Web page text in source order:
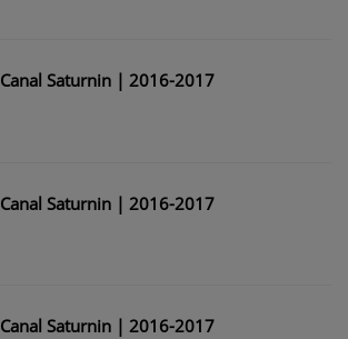
Canal Saturnin | 2016-2017
Canal Saturnin | 2016-2017
Canal Saturnin | 2016-2017